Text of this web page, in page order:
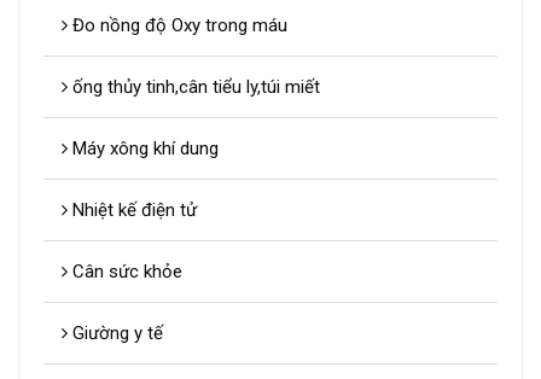
Đo nồng độ Oxy trong máu
ống thủy tinh,cân tiểu ly,túi miết
Máy xông khí dung
Nhiệt kế điện tử
Cân sức khỏe
Giường y tế